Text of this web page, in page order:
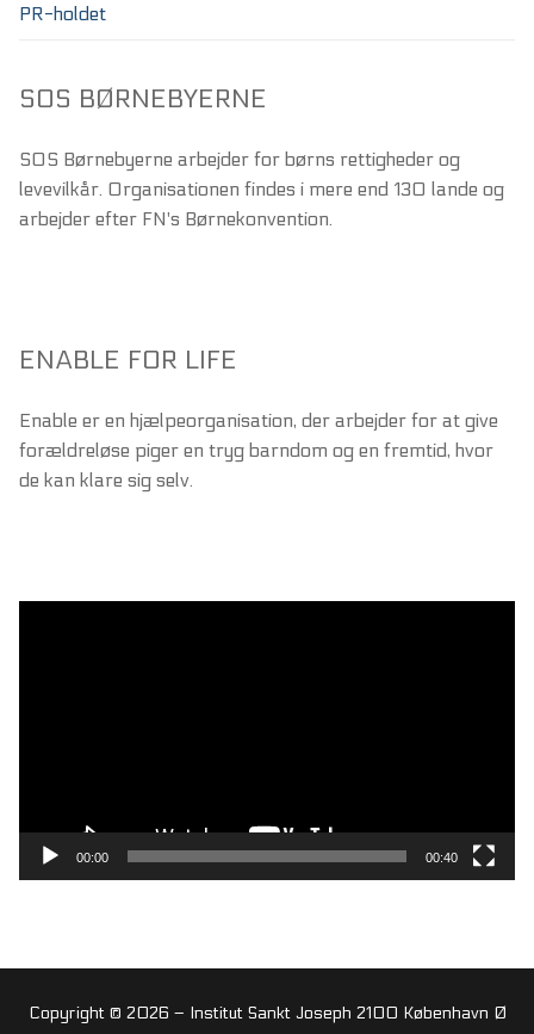
PR-holdet
SOS BØRNEBYERNE
SOS Børnebyerne arbejder for børns rettigheder og
levevilkår. Organisationen findes i mere end 130 lande og
arbejder efter FN's Børnekonvention.
ENABLE FOR LIFE
Enable er en hjælpeorganisation, der arbejder for at give
forældreløse piger en tryg barndom og en fremtid, hvor
de kan klare sig selv.
00:00 00:40
Copyright © 2026 – Institut Sankt Joseph 2100 København Ø